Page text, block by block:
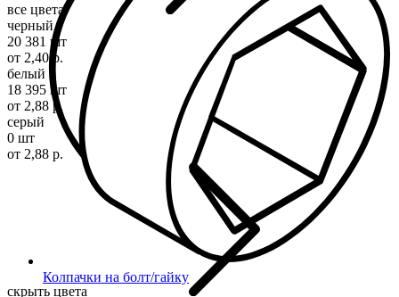
Колпачки на болт/гайку
все цвета
черный
20 381 шт
от 2,40 р.
белый
18 395 шт
от 2,88 р.
серый
0 шт
от 2,88 р.
скрыть цвета